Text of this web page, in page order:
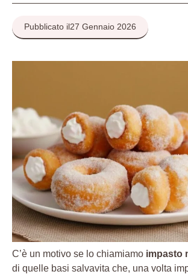
Pubblicato il27 Gennaio 2026
C’è un motivo se lo chiamiamo impasto
di quelle basi salvavita che, una volta